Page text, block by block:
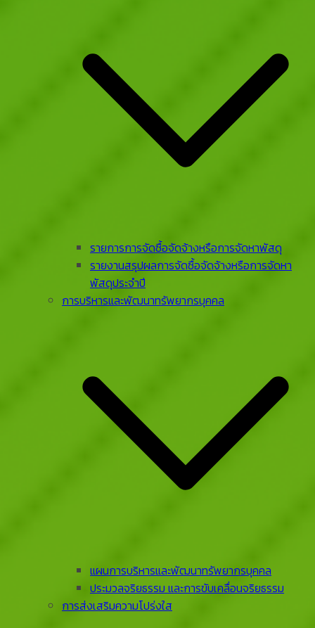
รายการการจัดซื้อจัดจ้างหรือการจัดหาพัสดุ
รายงานสรุปผลการจัดซื้อจัดจ้างหรือการจัดหา
พัสดุประจําปี
การบริหารและพัฒนาทรัพยากรบุคคล
แผนการบริหารและพัฒนาทรัพยากรบุคคล
ประมวลจริยธรรม และการขับเคลื่อนจริยธรรม
การส่งเสริมความโปร่งใส